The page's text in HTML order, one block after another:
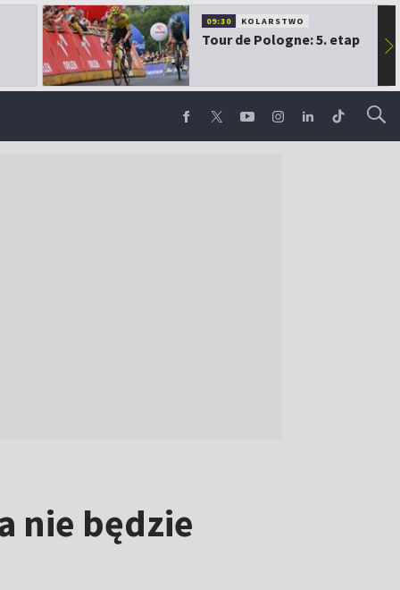
09:30 KOLARSTWO
Tour de Pologne: 5. etap ▶
nie będzie